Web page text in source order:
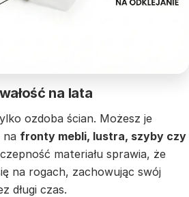
na lata
ozdoba ścian. Możesz je
na fronty mebli, lustra, szyby czy
materiału sprawia, że
na rogach, zachowując swój
długi czas.